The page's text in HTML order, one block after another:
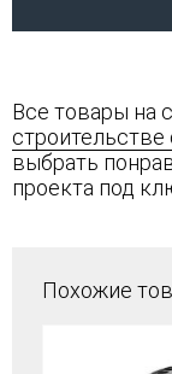
Все товары на
строительстве
выбрать
проекта под
Похожие